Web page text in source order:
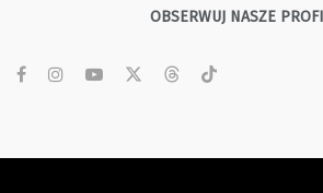
OBSERWUJ NASZE